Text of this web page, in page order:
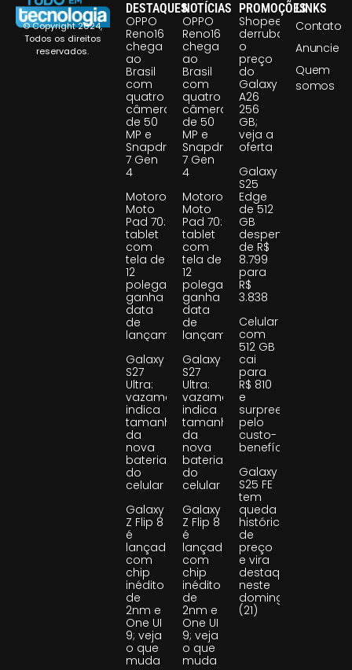
© Copyright 2024,
Todos os direitos
reservados.
DESTAQUES
OPPO
Reno16
chega
ao
Brasil
com
quatro
câmeras
de 50
MP e
Snapdragon
7 Gen
4
Motorola
Moto
Pad 70:
tablet
com
tela de
12
polegadas
ganha
data
de
lançamento
Galaxy
S27
Ultra:
vazamento
indica
tamanho
da
nova
bateria
do
celular
Galaxy
Z Flip 8
é
lançado
com
chip
inédito
de
2nm e
One UI
9; veja
o que
muda
NOTÍCIAS
OPPO
Reno16
chega
ao
Brasil
com
quatro
câmeras
de 50
MP e
Snapdragon
7 Gen
4
Motorola
Moto
Pad 70:
tablet
com
tela de
12
polegadas
ganha
data
de
lançamento
Galaxy
S27
Ultra:
vazamento
indica
tamanho
da
nova
bateria
do
celular
Galaxy
Z Flip 8
é
lançado
com
chip
inédito
de
2nm e
One UI
9; veja
o que
muda
PROMOÇÕES
Shopee
derruba
o
preço
do
Galaxy
A26
256
GB;
veja a
oferta
Galaxy
S25
Edge
de 512
GB
despenca
de R$
8.799
para
R$
3.838
Celular
com
512 GB
cai
para
R$ 810
e
surpreende
pelo
custo-
benefício
Galaxy
S25 FE
tem
queda
histórica
de
preço
e vira
destaque
neste
domingo
(21)
LINKS
Contato
Anuncie
Quem
somos